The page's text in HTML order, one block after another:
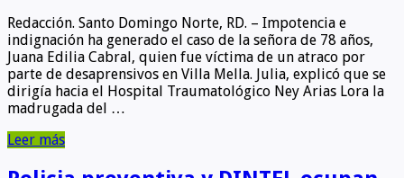
Redacción. Santo Domingo Norte, RD. – Impotencia e
indignación ha generado el caso de la señora de 78 años,
Juana Edilia Cabral, quien fue víctima de un atraco por
parte de desaprensivos en Villa Mella. Julia, explicó que se
dirigía hacia el Hospital Traumatológico Ney Arias Lora la
madrugada del …
Leer más